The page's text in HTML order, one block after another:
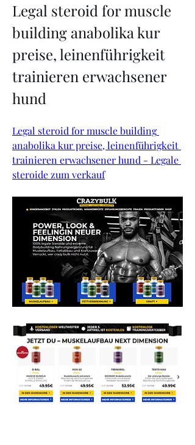
Legal steroid for muscle
building anabolika kur
preise, leinenführigkeit
trainieren erwachsener
hund
Legal steroid for muscle building
anabolika kur preise, leinenführigkeit
trainieren erwachsener hund - Legale
steroide zum verkauf